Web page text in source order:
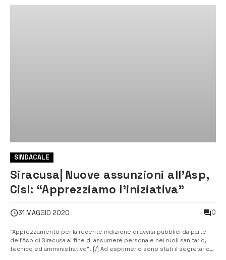
SINDACALE
Siracusa| Nuove assunzioni all’Asp,
Cisl: “Apprezziamo l’iniziativa”
31 MAGGIO 2020 0
“Apprezzamento per la recente indizione di avvisi pubblici da parte
dell’Asp di Siracusa al fine di assumere personale nei ruoli sanitario,
tecnico ed amministrativo”. [/] Ad esprimerlo sono stati il segretario